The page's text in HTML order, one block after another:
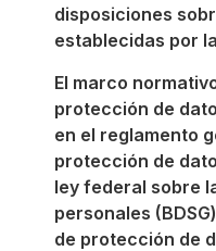
disposiciones
establecidas por
El marco
protección de
en el reglamento
protección de
ley federal sobre
personales
de protección de